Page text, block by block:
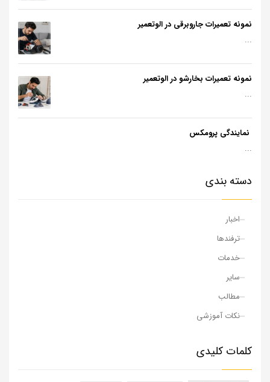
نمونه تعمیرات جاروبرقی در الوتعمیر
...
نمونه تعمیرات بخارشو در الوتعمیر
...
نمایندگی پرومکس
...
دسته بندی
اخبار
ترفندها
خدمات
سایر
مطالب
نکات آموزشی
کلمات کلیدی